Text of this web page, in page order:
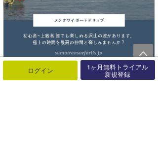
ログイン 1ヶ月無料トライアル
新規登録